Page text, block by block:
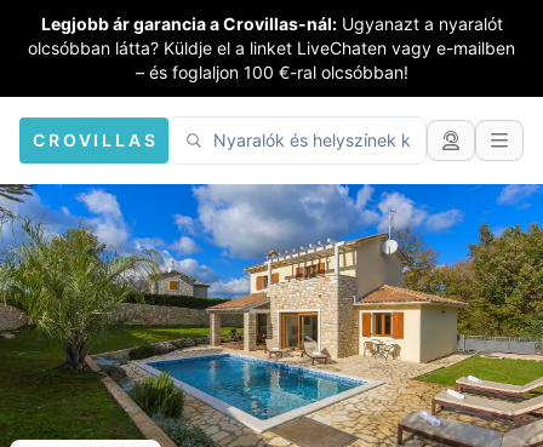
Legjobb ár garancia a Crovillas-nál: Ugyanazt a nyaralót
olcsóbban látta? Küldje el a linket LiveChaten vagy e-mailben
– és foglaljon 100 €-ral olcsóbban!
CROVILLAS